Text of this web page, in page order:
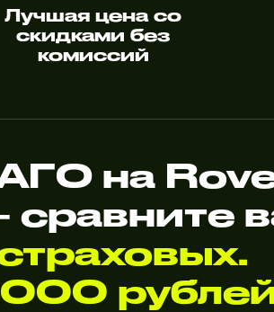
Лучшая цена со
скидками без
комиссий
на
сравните